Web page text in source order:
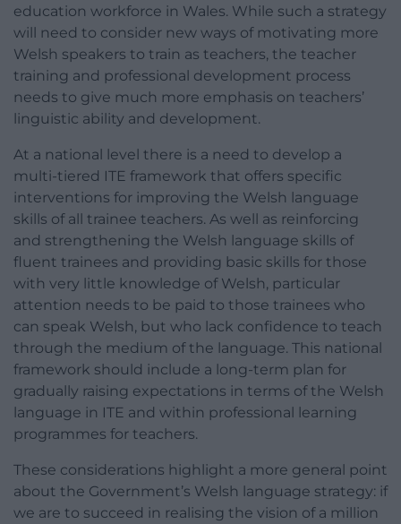
education workforce in Wales. While such a strategy
will need to consider new ways of motivating more
Welsh speakers to train as teachers, the teacher
training and professional development process
needs to give much more emphasis on teachers’
linguistic ability and development.
At a national level there is a need to develop a
multi-tiered ITE framework that offers specific
interventions for improving the Welsh language
skills of all trainee teachers. As well as reinforcing
and strengthening the Welsh language skills of
fluent trainees and providing basic skills for those
with very little knowledge of Welsh, particular
attention needs to be paid to those trainees who
can speak Welsh, but who lack confidence to teach
through the medium of the language. This national
framework should include a long-term plan for
gradually raising expectations in terms of the Welsh
language in ITE and within professional learning
programmes for teachers.
These considerations highlight a more general point
about the Government’s Welsh language strategy: if
we are to succeed in realising the vision of a million